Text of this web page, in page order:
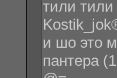
тили
и шо это
пантера